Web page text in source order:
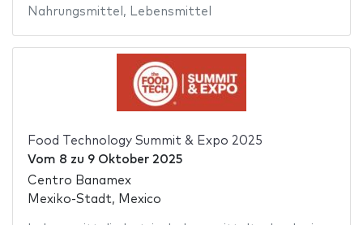
Nahrungsmittel , Lebensmittel
Food Technology Summit & Expo 2025
Vom 8 zu 9 Oktober 2025
Centro Banamex
Mexiko-Stadt, Mexico